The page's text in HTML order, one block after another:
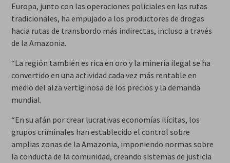
Europa, junto con las operaciones policiales en las rutas
tradicionales, ha empujado a los productores de drogas
hacia rutas de transbordo más indirectas, incluso a través
de la Amazonia.
“La región también es rica en oro y la minería ilegal se ha
convertido en una actividad cada vez más rentable en
medio del alza vertiginosa de los precios y la demanda
mundial.
“En su afán por crear lucrativas economías ilícitas, los
grupos criminales han establecido el control sobre
amplias zonas de la Amazonia, imponiendo normas sobre
la conducta de la comunidad, creando sistemas de justicia